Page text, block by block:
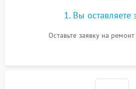
3500 ₽
1. Вы оставляете
Оставьте заявку на